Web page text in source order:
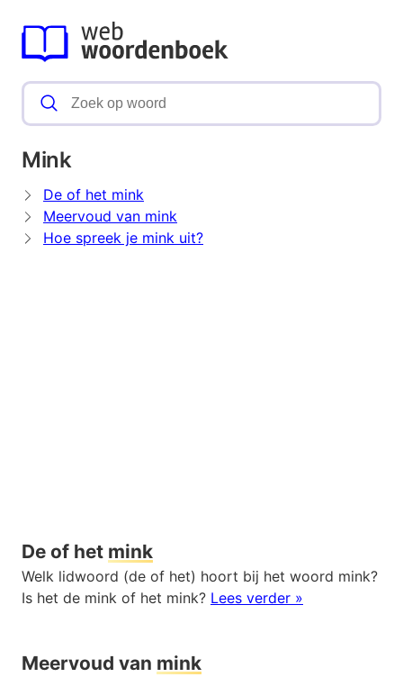
Mink
De of het mink
Meervoud van mink
Hoe spreek je mink uit?
De of het mink
Welk lidwoord (de of het) hoort bij het woord mink?
Is het de mink of het mink? Lees verder »
Meervoud van mink